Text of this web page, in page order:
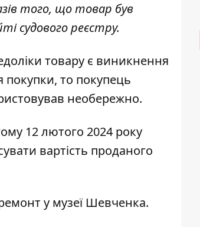
того, що товар був
судового реєстру.
товару є виникнення
то покупець
необережно.
12 лютого 2024 року
вартість проданого
у музеї Шевченка.